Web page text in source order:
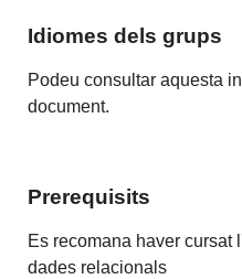
Idiomes dels grups
Podeu consultar aquesta
document.
Prerequisits
Es recomana haver cursat
dades relacionals